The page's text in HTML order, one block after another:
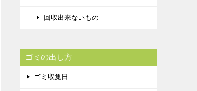
回収出来ないもの
ゴミの出し方
ゴミ収集日